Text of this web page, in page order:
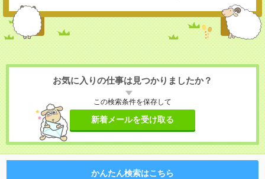
お気に入りの仕事は見つかりましたか？
この検索条件を保存して
新着メールを受け取る
かんたん検索はこちら